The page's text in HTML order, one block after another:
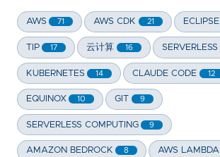
AWS 71 AWS CDK 21 ECLIPSE
TIP 17 云计算 16 SERVERLESS
KUBERNETES 14 CLAUDE CODE 12
EQUINOX 10 GIT 9
SERVERLESS COMPUTING 9
AMAZON BEDROCK 8 AWS LAMBDA